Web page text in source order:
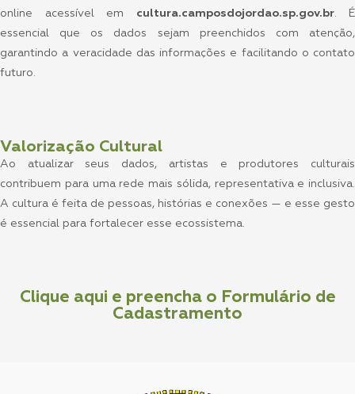
online acessível em
cultura.camposdojordao.sp.gov.br. É
essencial que os dados sejam preenchidos com atenção,
garantindo a veracidade das informações e facilitando o contato
futuro.
Valorização Cultural
Ao atualizar seus dados, artistas e produtores culturais
contribuem para uma rede mais sólida, representativa e inclusiva.
A cultura é feita de pessoas, histórias e conexões — e esse gesto
é essencial para fortalecer esse ecossistema.
Clique aqui e preencha o Formulário de
Cadastramento